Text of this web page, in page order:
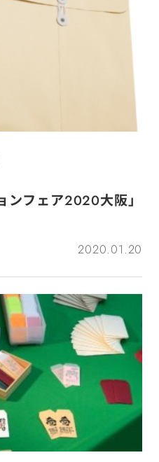
ンフェア2020大阪」
2020.01.20